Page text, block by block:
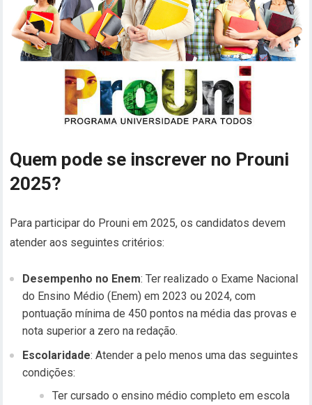
Quem pode se inscrever no Prouni
2025?
Para participar do Prouni em 2025, os candidatos devem
atender aos seguintes critérios:
Desempenho no Enem: Ter realizado o Exame Nacional
do Ensino Médio (Enem) em 2023 ou 2024, com
pontuação mínima de 450 pontos na média das provas e
nota superior a zero na redação.
Escolaridade: Atender a pelo menos uma das seguintes
condições:
Ter cursado o ensino médio completo em escola